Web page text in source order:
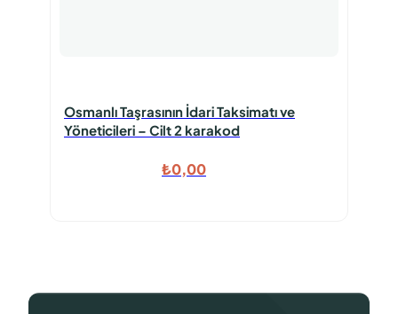
Osmanlı Taşrasının İdari Taksimatı ve
Yöneticileri – Cilt 2 karakod
₺0,00